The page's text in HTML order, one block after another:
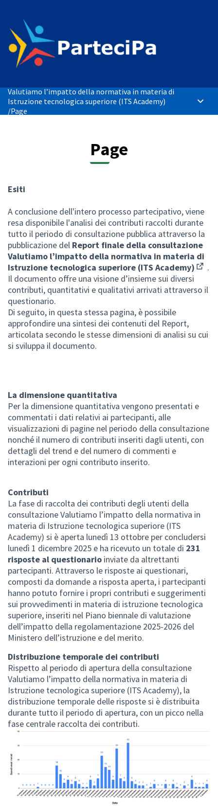
Valutiamo l’impatto della normativa in materia di
Istruzione tecnologica superiore (ITS Academy)
/Page
Main
Page
Esiti
A conclusione dell'intero processo partecipativo, viene
resa disponibile l'analisi dei contributi raccolti durante
tutto il periodo di consultazione pubblica attraverso la
pubblicazione del Report finale della consultazione
Valutiamo l’impatto della normativa in materia di
Istruzione tecnologica superiore (ITS Academy)
.
Il documento offre una visione d’insieme sui diversi
contributi, quantitativi e qualitativi arrivati attraverso il
questionario.
Di seguito, in questa stessa pagina, è possibile
approfondire una sintesi dei contenuti del Report,
articolata secondo le stesse dimensioni di analisi su cui
si sviluppa il documento.
La dimensione quantitativa
Per la dimensione quantitativa vengono presentati e
commentati i dati relativi ai partecipanti, alle
visualizzazioni di pagine nel periodo della consultazione
nonché il numero di contributi inseriti dagli utenti, con
dettagli del trend e del numero di commenti e
interazioni per ogni contributo inserito.
Contributi
La fase di raccolta dei contributi degli utenti della
consultazione Valutiamo l’impatto della normativa in
materia di Istruzione tecnologica superiore (ITS
Academy) si è aperta lunedì 13 ottobre per concludersi
lunedì 1 dicembre 2025 e ha ricevuto un totale di 231
risposte al questionario inviate da altrettanti
partecipanti. Attraverso le risposte ai questionari,
composti da domande a risposta aperta, i partecipanti
hanno potuto fornire i propri contributi e suggerimenti
sui provvedimenti in materia di istruzione tecnologica
superiore, inseriti nel Piano biennale di valutazione
dell’impatto della regolamentazione 2025-2026 del
Ministero dell’istruzione e del merito.
Distribuzione temporale dei contributi
Rispetto al periodo di apertura della consultazione
Valutiamo l’impatto della normativa in materia di
Istruzione tecnologica superiore (ITS Academy), la
distribuzione temporale delle risposte si è distribuita
durante tutto il periodo di apertura, con un picco nella
fase centrale raccolta dei contributi.